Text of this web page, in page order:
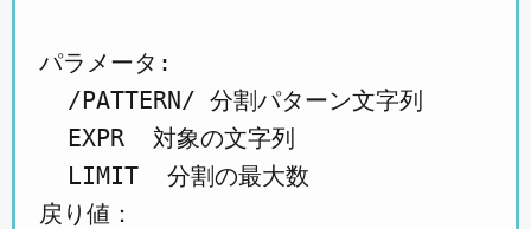
パラメータ:
  /PATTERN/ 分割パターン文字列
  EXPR  対象の文字列
  LIMIT  分割の最大数
戻り値：